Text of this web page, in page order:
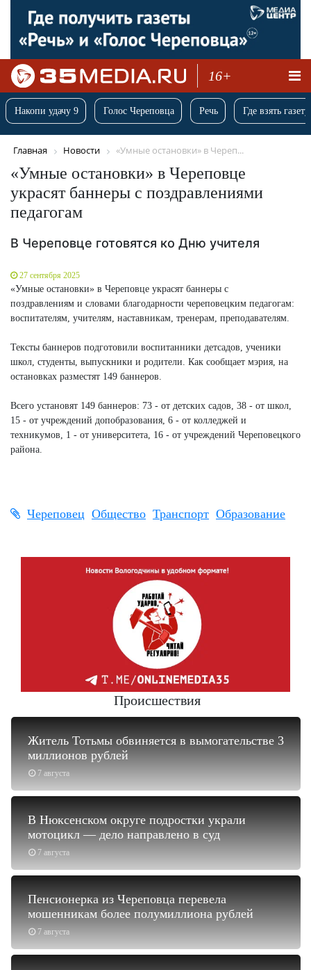
16+
Накопи удачу 9 Голос Череповца Речь Где взять
Главная Новости «Умные остановки» в Череп...
«Умные остановки» в Череповце
украсят баннеры с поздравлениями
педагогам
В Череповце готовятся ко Дню учителя
27 сентября 2025
«Умные остановки» в Череповце украсят баннеры с
поздравлениям и словами благодарности череповецким педагогам:
воспитателям, учителям, наставникам, тренерам, преподавателям.
Тексты баннеров подготовили воспитанники детсадов, ученики
школ, студенты, выпускники и родители. Как сообщает мэрия, на
остановках разместят 149 баннеров.
Всего установят 149 баннеров: 73 - от детских садов, 38 - от школ,
15 - от учреждений допобразования, 6 - от колледжей и
техникумов, 1 - от университета, 16 - от учреждений Череповецкого
района.
Череповец Общество Транспорт Образование
Происшествия
7 августа
Житель Тотьмы обвиняется в вымогательстве 3
миллионов рублей
7 августа
В Нюксенском округе подростки украли
мотоцикл — дело направлено в суд
7 августа
Пенсионерка из Череповца перевела
мошенникам более полумиллиона рублей